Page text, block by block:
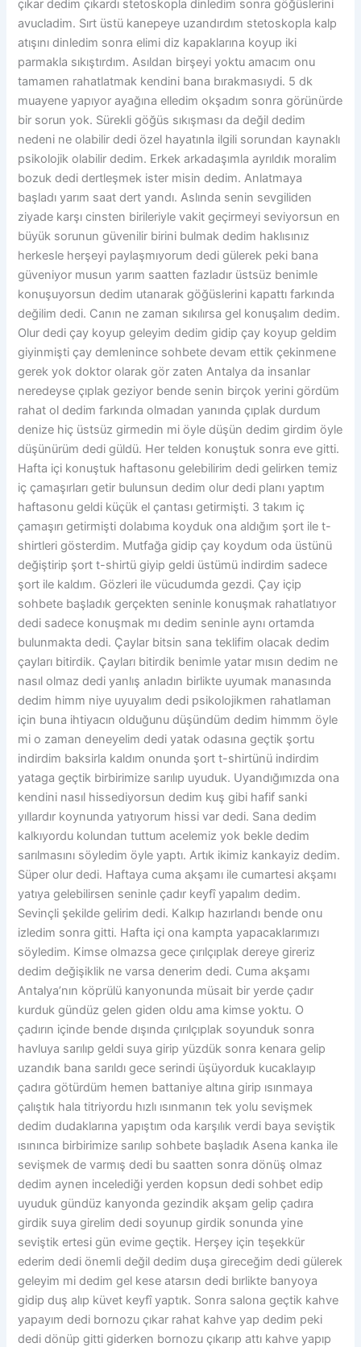
çıkar dedim çıkardı stetoskopla dinledim sonra göğüslerini
avucladim. Sırt üstü kanepeye uzandırdım stetoskopla kalp
atışını dinledim sonra elimi diz kapaklarına koyup iki
parmakla sıkıştırdım. Asıldan birşeyi yoktu amacım onu
tamamen rahatlatmak kendini bana bırakmasıydi. 5 dk
muayene yapıyor ayağına elledim okşadım sonra görünürde
bir sorun yok. Sürekli göğüs sıkışması da değil dedim
nedeni ne olabilir dedi özel hayatınla ilgili sorundan kaynaklı
psikolojik olabilir dedim. Erkek arkadaşımla ayrıldık moralim
bozuk dedi dertleşmek ister misin dedim. Anlatmaya
başladı yarım saat dert yandı. Aslında senin sevgiliden
ziyade karşı cinsten birileriyle vakit geçirmeyi seviyorsun en
büyük sorunun güvenilir birini bulmak dedim haklısınız
herkesle herşeyi paylaşmıyorum dedi gülerek peki bana
güveniyor musun yarım saatten fazladır üstsüz benimle
konuşuyorsun dedim utanarak göğüslerini kapattı farkında
değilim dedi. Canın ne zaman sıkılırsa gel konuşalım dedim.
Olur dedi çay koyup geleyim dedim gidip çay koyup geldim
giyinmişti çay demlenince sohbete devam ettik çekinmene
gerek yok doktor olarak gör zaten Antalya da insanlar
neredeyse çıplak geziyor bende senin birçok yerini gördüm
rahat ol dedim farkında olmadan yanında çıplak durdum
denize hiç üstsüz girmedin mi öyle düşün dedim girdim öyle
düşünürüm dedi güldü. Her telden konuştuk sonra eve gitti.
Hafta içi konuştuk haftasonu gelebilirim dedi gelirken temiz
iç çamaşırları getir bulunsun dedim olur dedi planı yaptım
haftasonu geldi küçük el çantası getirmişti. 3 takım iç
çamaşırı getirmişti dolabıma koyduk ona aldığım şort ile t-
shirtleri gösterdim. Mutfağa gidip çay koydum oda üstünü
değiştirip şort t-shirtü giyip geldi üstümü indirdim sadece
şort ile kaldım. Gözleri ile vücudumda gezdi. Çay içip
sohbete başladık gerçekten seninle konuşmak rahatlatıyor
dedi sadece konuşmak mı dedim seninle aynı ortamda
bulunmakta dedi. Çaylar bitsin sana teklifim olacak dedim
çayları bitirdik. Çayları bitirdik benimle yatar mısın dedim ne
nasıl olmaz dedi yanlış anladın birlikte uyumak manasında
dedim himm niye uyuyalım dedi psikolojikmen rahatlaman
için buna ihtiyacın olduğunu düşündüm dedim himmm öyle
mi o zaman deneyelim dedi yatak odasına geçtik şortu
indirdim baksirla kaldım onunda şort t-shirtünü indirdim
yataga geçtik birbirimize sarılıp uyuduk. Uyandığımızda ona
kendini nasıl hissediyorsun dedim kuş gibi hafif sanki
yıllardır koynunda yatıyorum hissi var dedi. Sana dedim
kalkıyordu kolundan tuttum acelemiz yok bekle dedim
sarılmasını söyledim öyle yaptı. Artık ikimiz kankayiz dedim.
Süper olur dedi. Haftaya cuma akşamı ile cumartesi akşamı
yatıya gelebilirsen seninle çadır keyfî yapalım dedim.
Sevinçli şekilde gelirim dedi. Kalkıp hazırlandı bende onu
izledim sonra gitti. Hafta içi ona kampta yapacaklarımızı
söyledim. Kimse olmazsa gece çırılçıplak dereye gireriz
dedim değişiklik ne varsa denerim dedi. Cuma akşamı
Antalya’nın köprülü kanyonunda müsait bir yerde çadır
kurduk gündüz gelen giden oldu ama kimse yoktu. O
çadırın içinde bende dışında çırılçıplak soyunduk sonra
havluya sarılıp geldi suya girip yüzdük sonra kenara gelip
uzandık bana sarıldı gece serindi üşüyorduk kucaklayıp
çadıra götürdüm hemen battaniye altına girip ısınmaya
çalıştık hala titriyordu hızlı ısınmanın tek yolu sevişmek
dedim dudaklarına yapıştım oda karşılık verdi baya seviştik
ısınınca birbirimize sarılıp sohbete başladık Asena kanka ile
sevişmek de varmış dedi bu saatten sonra dönüş olmaz
dedim aynen incelediği yerden kopsun dedi sohbet edip
uyuduk gündüz kanyonda gezindik akşam gelip çadıra
girdik suya girelim dedi soyunup girdik sonunda yine
seviştik ertesi gün evime geçtik. Herşey için teşekkür
ederim dedi önemli değil dedim duşa gireceğim dedi gülerek
geleyim mi dedim gel kese atarsın dedi bırlikte banyoya
gidip duş alıp küvet keyfî yaptık. Sonra salona geçtik kahve
yapayım dedi bornozu çıkar rahat kahve yap dedim peki
dedi dönüp gitti giderken bornozu çıkarıp attı kahve yapıp